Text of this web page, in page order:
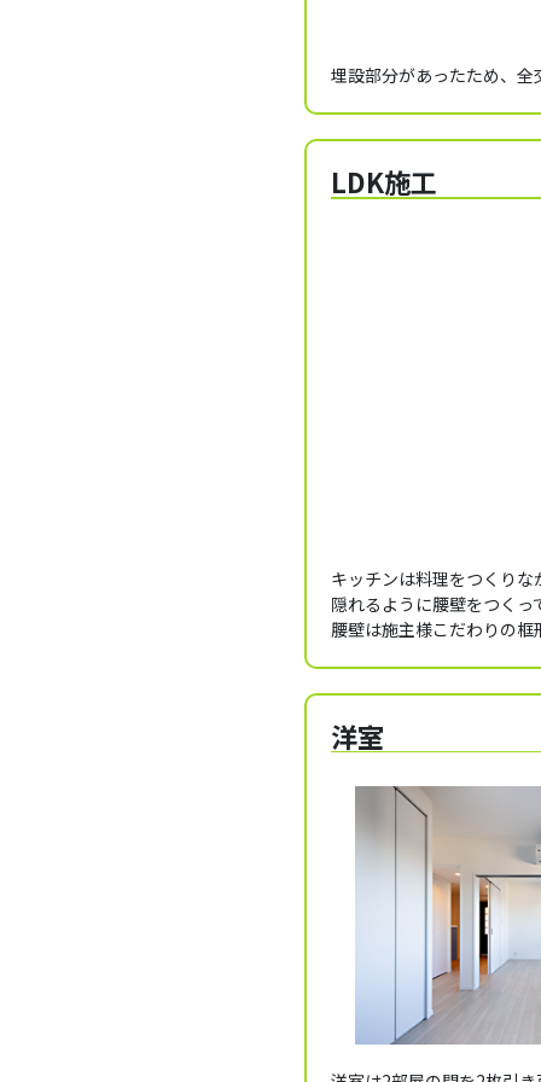
埋設部分があったため、
LDK施工
キッチンは料理をつくり
隠れるように腰壁をつくっ
腰壁は施主様こだわりの
洋室